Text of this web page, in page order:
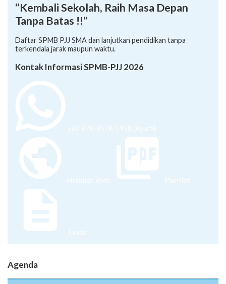
“Kembali Sekolah, Raih Masa Depan
Tanpa Batas !!”
Daftar SPMB PJJ SMA dan lanjutkan pendidikan tanpa
terkendala jarak maupun waktu.
Kontak Informasi SPMB-PJJ 2026
+62 878-8528-5958 (Ayumi)
Halaman Web Pamflet
Juknis
Agenda